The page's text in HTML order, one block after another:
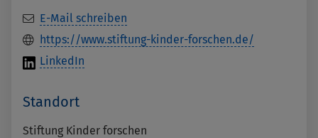
E-Mail schreiben
https://www.stiftung-kinder-forschen.de/
LinkedIn
Standort
Stiftung Kinder forschen